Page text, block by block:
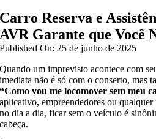
Carro Reserva e
AVR Garante que Você
Published On: 25 de junho de 2025
Quando um imprevisto acontece com
imediata não é só com o conserto, mas
“Como vou me locomover sem meu
aplicativo, empreendedores ou qualquer
no dia a dia, ficar sem o veículo é
cabeça.